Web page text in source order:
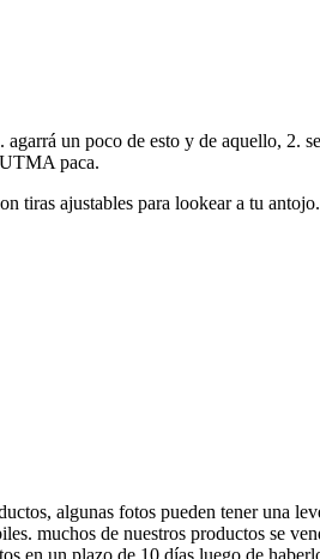
un poco de esto y de aquello, 2.
paca.
tiras ajustables para lookear a tu antojo.
algunas fotos pueden tener una
muchos de nuestros productos se
en un plazo de 10 días luego de